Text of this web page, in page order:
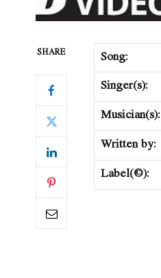
SHARE Song:
Singer(s):
Musician(s):
Written by:
Label(©):